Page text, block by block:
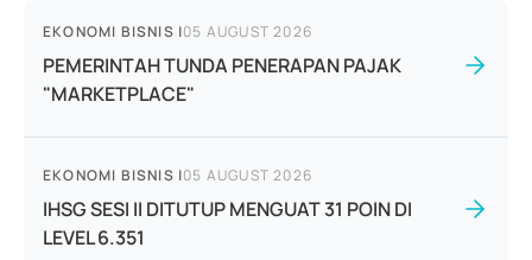
EKONOMI BISNIS |05 AUGUST 2026
PEMERINTAH TUNDA PENERAPAN PAJAK
"MARKETPLACE"
EKONOMI BISNIS |05 AUGUST 2026
IHSG SESI II DITUTUP MENGUAT 31 POIN DI
LEVEL 6.351